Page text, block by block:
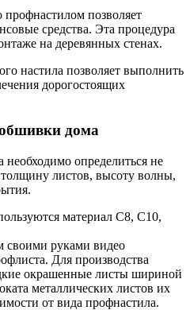
позволяет
средства. Эта процедура
на деревянных стенах.
настила позволяет выполнить
дорогостоящих
дома
определиться не
листов, высоту волны,
материал С8, С10,
Для производства
окрашенные листы шириной
металлических листов их
от вида профнастила.